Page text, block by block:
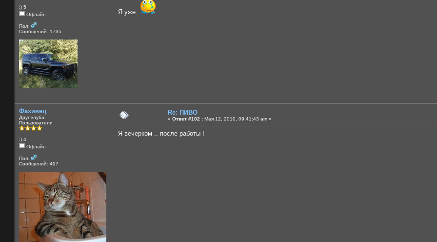
:) 5
Офлайн
Пол:
Сообщений: 1735
Я уже
Фахивец
Друг клуба
Пользователи
:) 4
Офлайн
Пол:
Сообщений: 497
Re: ПИВО
« Ответ #102 : Мая 12, 2010, 09:41:43 am »
Я вечерком .. после работы !